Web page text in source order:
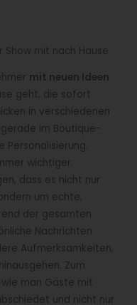
Show mit nach Hause
mit neuen Ideen
geht, die sofort
in verschiedenen
im Boutique-
Personalisierung.
wichtiger.
dass es nicht nur
um echte,
der gesamten
Nachrichten
Aufmerksamkeiten,
Zum
man Gäste mit
und nicht nur